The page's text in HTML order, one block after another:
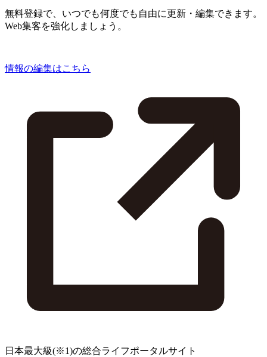
無料登録で、いつでも何度でも自由に更新・編集できます。
Web集客を強化しましょう。
情報の編集はこちら
日本最大級(※1)の総合ライフポータルサイト